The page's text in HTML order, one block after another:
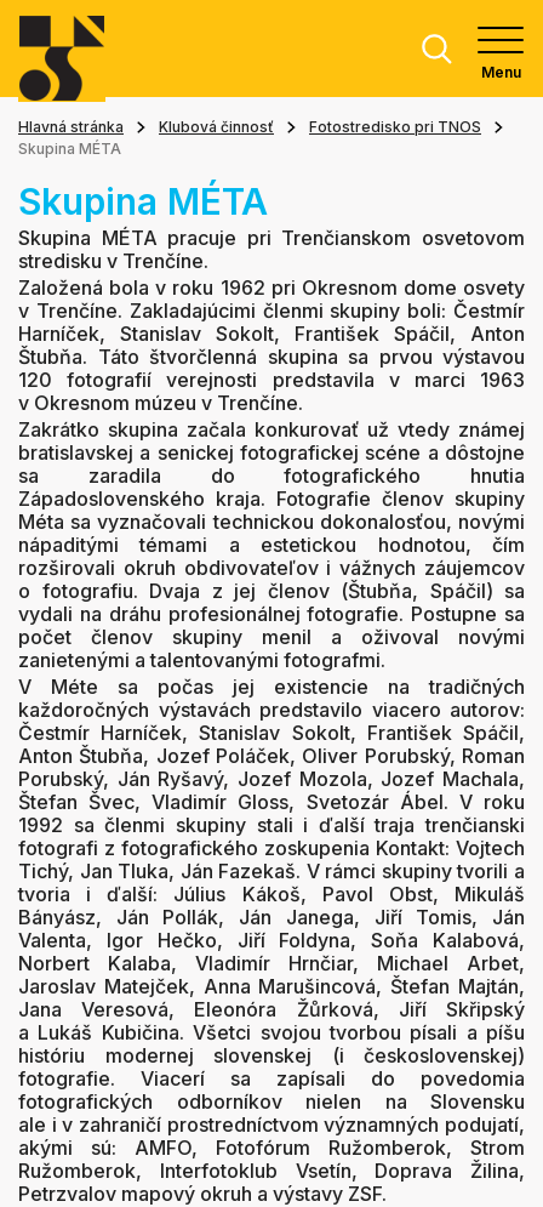
Menu
Hlavná stránka Klubová činnosť
Fotostredisko pri TNOS
Skupina MÉTA
Skupina MÉTA
Skupina MÉTA pracuje pri Trenčianskom osvetovom
stredisku v Trenčíne.
Založená bola v roku 1962 pri Okresnom dome osvety
v Trenčíne. Zakladajúcimi členmi skupiny boli: Čestmír
Harníček, Stanislav Sokolt, František Spáčil, Anton
Štubňa. Táto štvorčlenná skupina sa prvou výstavou
120 fotografií verejnosti predstavila v marci 1963
v Okresnom múzeu v Trenčíne.
Zakrátko skupina začala konkurovať už vtedy známej
bratislavskej a senickej fotografickej scéne a dôstojne
sa zaradila do fotografického hnutia
Západoslovenského kraja. Fotografie členov skupiny
Méta sa vyznačovali technickou dokonalosťou, novými
nápaditými témami a estetickou hodnotou, čím
rozširovali okruh obdivovateľov i vážnych záujemcov
o fotografiu. Dvaja z jej členov (Štubňa, Spáčil) sa
vydali na dráhu profesionálnej fotografie. Postupne sa
počet členov skupiny menil a oživoval novými
zanietenými a talentovanými fotografmi.
V Méte sa počas jej existencie na tradičných
každoročných výstavách predstavilo viacero autorov:
Čestmír Harníček, Stanislav Sokolt, František Spáčil,
Anton Štubňa, Jozef Poláček, Oliver Porubský, Roman
Porubský, Ján Ryšavý, Jozef Mozola, Jozef Machala,
Štefan Švec, Vladimír Gloss, Svetozár Ábel. V roku
1992 sa členmi skupiny stali i ďalší traja trenčianski
fotografi z fotografického zoskupenia Kontakt: Vojtech
Tichý, Jan Tluka, Ján Fazekaš. V rámci skupiny tvorili a
tvoria i ďalší: Július Kákoš, Pavol Obst, Mikuláš
Bányász, Ján Pollák, Ján Janega, Jiří Tomis, Ján
Valenta, Igor Hečko, Jiří Foldyna, Soňa Kalabová,
Norbert Kalaba, Vladimír Hrnčiar, Michael Arbet,
Jaroslav Matejček, Anna Marušincová, Štefan Majtán,
Jana Veresová, Eleonóra Žůrková, Jiří Skřipský
a Lukáš Kubičina.Všetci svojou tvorbou písali a píšu
históriu modernej slovenskej (i československej)
fotografie. Viacerí sa zapísali do povedomia
fotografických odborníkov nielen na Slovensku
ale i v zahraničí prostredníctvom významných podujatí,
akými sú: AMFO, Fotofórum Ružomberok, Strom
Ružomberok, Interfotoklub Vsetín, Doprava Žilina,
Petrzvalov mapový okruh a výstavy ZSF.